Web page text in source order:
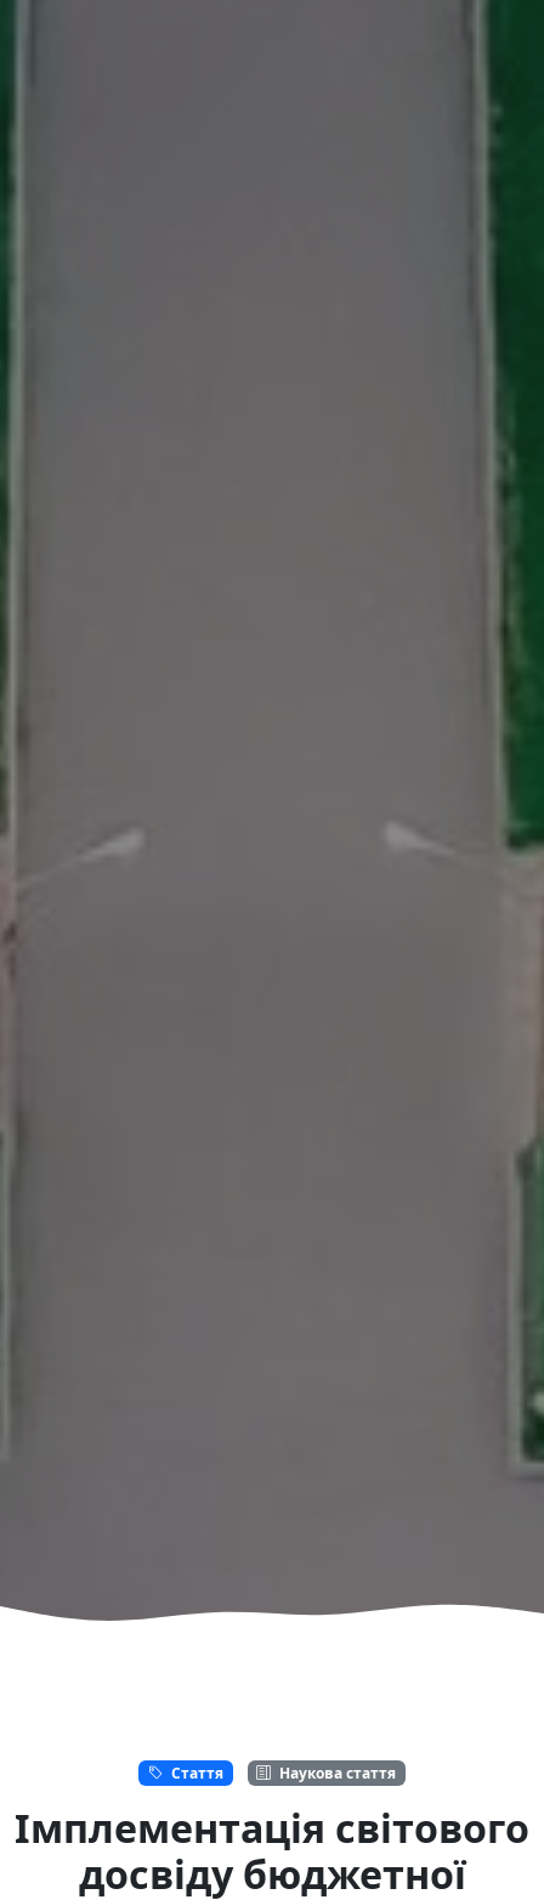
Стаття Наукова стаття
Імплементація світового
досвіду бюджетної